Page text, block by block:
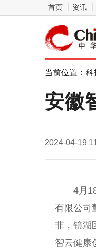
首页 资讯
当前位置： 科
安徽
2024-04-19
4月
有限公司
非，镜湖
智云健康